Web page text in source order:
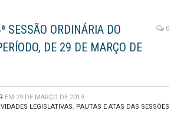
SESSÃO ORDINÁRIA DO
DE 29 DE MARÇO DE
0
EM 29 DE MARÇO DE 2019
LEGISLATIVAS, PAUTAS E ATAS DAS SESSÕES